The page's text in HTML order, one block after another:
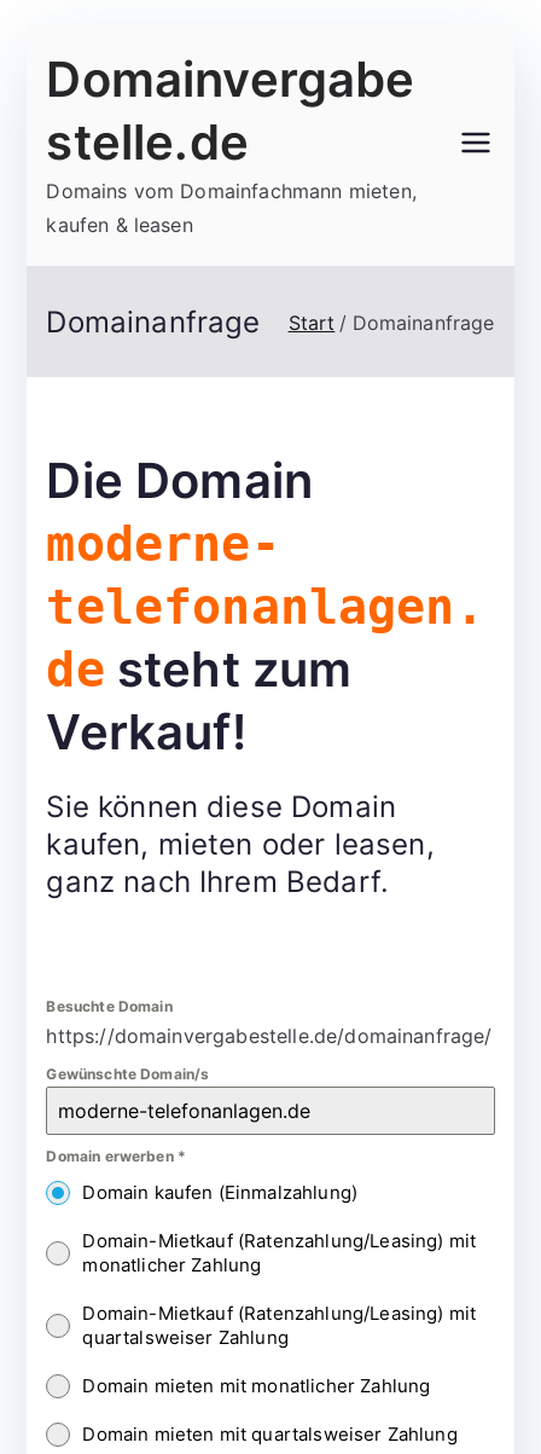
Inhalt
Domainvergabe
stelle.de
Domains vom Domainfachmann mieten,
kaufen & leasen
Domainanfrage Start Domainanfrage
Die Domain
moderne-
telefonanlagen.
de steht zum
Verkauf!
Sie können diese Domain
kaufen, mieten oder leasen,
ganz nach Ihrem Bedarf.
Besuchte Domain
https://domainvergabestelle.de/domainanfrage/
Gewünschte Domain/s
Domain erwerben *
Domain kaufen (Einmalzahlung)
Domain-Mietkauf (Ratenzahlung/Leasing) mit
monatlicher Zahlung
Domain-Mietkauf (Ratenzahlung/Leasing) mit
quartalsweiser Zahlung
Domain mieten mit monatlicher Zahlung
Domain mieten mit quartalsweiser Zahlung